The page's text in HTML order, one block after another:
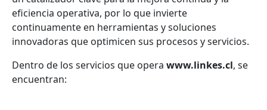
eficiencia operativa, por lo que invierte
continuamente en herramientas y soluciones
innovadoras que optimicen sus procesos y servicios.
Dentro de los servicios que opera www.linkes.cl, se
encuentran: